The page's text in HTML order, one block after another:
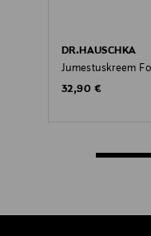
DR.HAUSCHKA
Jumestuskreem
Original Price
32,90 €